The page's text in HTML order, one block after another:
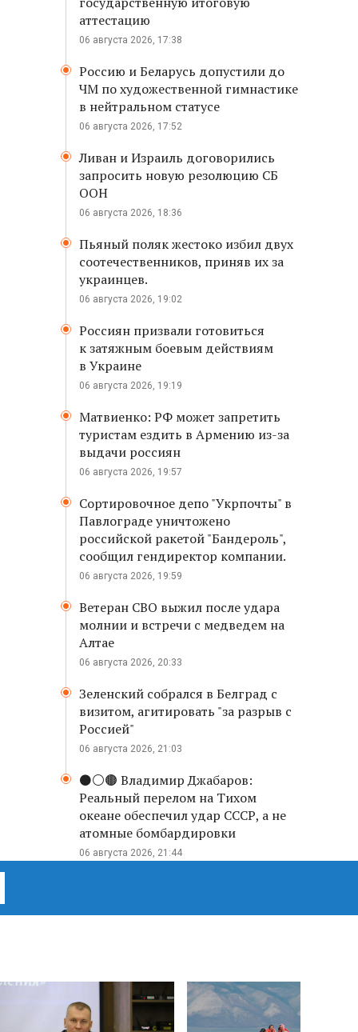
аттестацию
06 августа 2026, 17:38
Россию и Беларусь допустили до
ЧМ по художественной гимнастике
в нейтральном статусе
06 августа 2026, 17:52
Ливан и Израиль договорились
запросить новую резолюцию СБ
ООН
06 августа 2026, 18:36
Пьяный поляк жестоко избил двух
соотечественников, приняв их за
украинцев.
06 августа 2026, 19:02
Россиян призвали готовиться
к затяжным боевым действиям
в Украине
06 августа 2026, 19:19
Матвиенко: РФ может запретить
туристам ездить в Армению из-за
выдачи россиян
06 августа 2026, 19:57
Сортировочное депо "Укрпочты" в
Павлограде уничтожено
российской ракетой "Бандероль",
сообщил гендиректор компании.
06 августа 2026, 19:59
Ветеран СВО выжил после удара
молнии и встречи с медведем на
Алтае
06 августа 2026, 20:33
Зеленский собрался в Белград с
визитом, агитировать "за разрыв с
Россией"
06 августа 2026, 21:03
⚫️⚪️🟤 Владимир Джабаров:
Реальный перелом на Тихом
океане обеспечил удар СССР, а не
атомные бомбардировки
06 августа 2026, 21:44